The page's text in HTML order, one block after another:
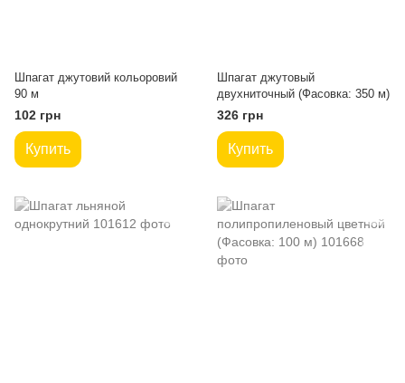
Шпагат джутовий кольоровий
90 м
102 грн
Купить
Шпагат джутовый
двухниточный (Фасовка: 350 м)
326 грн
Купить